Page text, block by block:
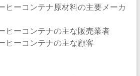
ヒーコンテナ原材料の主要メーカ
ヒーコンテナの主な販売業者
ヒーコンテナの主な顧客